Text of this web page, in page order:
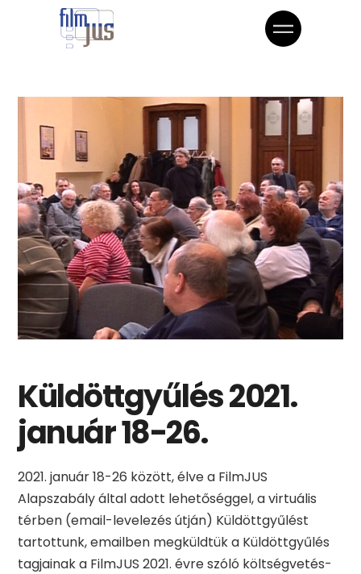
Küldöttgyűlés 2021.
január 18-26.
2021. január 18-26 között, élve a FilmJUS
Alapszabály által adott lehetőséggel, a virtuális
térben (email-levelezés útján) Küldöttgyűlést
tartottunk, emailben megküldtük a Küldöttgyűlés
tagjainak a FilmJUS 2021. évre szóló költségvetés-